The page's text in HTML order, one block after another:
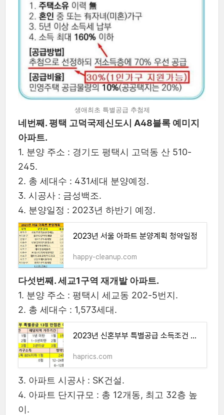
생애최초 특별공급 추첨제
네번째. 평택 고덕국제신도시 A48블록 예미지
아파트.
1. 분양 주소 : 경기도 평택시 고덕동 산 510-
245.
2. 총 세대수 : 431세대 분양예정.
3. 시공사 : 금성백조.
4. 분양일정 : 2023년 하반기 예정.
2023년 서울 아파트 분양계획 청약일정
happy-cleanup.com
다섯번째. 세교1구역 재개발 아파트.
1. 분양 주소 : 평택시 세교동 202-5번지.
2. 총 세대수 : 1,573세대.
2023년 신혼부부 특별공급 소득조건 신청방법
haprics.com
3. 아파트 시공사 : SK건설.
4. 아파트 단지규모 : 총 12개동, 최고 32층 높
이.